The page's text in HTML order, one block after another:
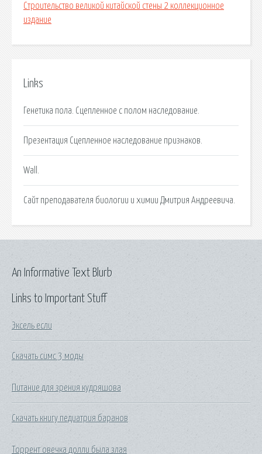
Строительство великой китайской стены 2 коллекционное
издание
Links
Генетика пола. Сцепленное с полом наследование.
Презентация Сцепленное наследование признаков.
Wall.
Сайт преподавателя биологии и химии Дмитрия Андреевича.
Links to Important Stuff
Эксель если
Скачать симс 3 моды
Питание для зрения кудряшова
Скачать книгу педиатрия баранов
Торрент овечка долли была злая
An Informative Text Blurb